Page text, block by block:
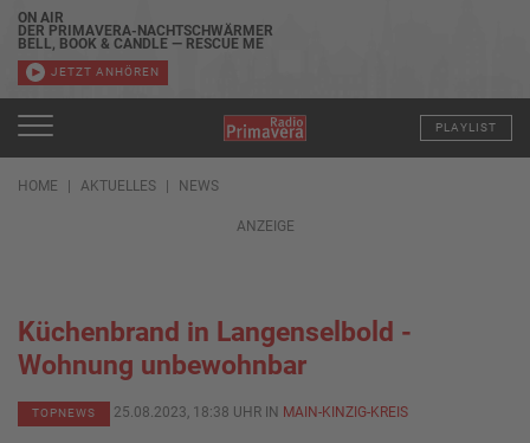
ON AIR
DER PRIMAVERA-NACHTSCHWÄRMER
BELL, BOOK & CANDLE — RESCUE ME
JETZT ANHÖREN
PLAYLIST
HOME AKTUELLES NEWS
ANZEIGE
Küchenbrand in Langenselbold -
Wohnung unbewohnbar
TOPNEWS 25.08.2023, 18:38 UHR IN MAIN-KINZIG-KREIS